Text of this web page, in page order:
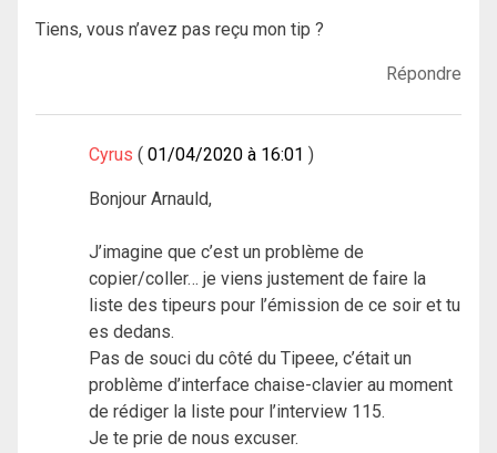
Tiens, vous n’avez pas reçu mon tip ?
Répondre
Cyrus 01/04/2020 à 16:01
Bonjour Arnauld,
J’imagine que c’est un problème de
copier/coller… je viens justement de faire la
liste des tipeurs pour l’émission de ce soir et tu
es dedans.
Pas de souci du côté du Tipeee, c’était un
problème d’interface chaise-clavier au moment
de rédiger la liste pour l’interview 115.
Je te prie de nous excuser.